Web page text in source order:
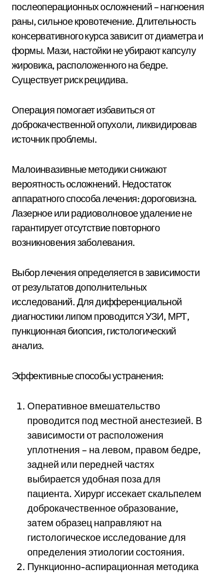
послеоперационных осложнений – нагноения
раны, сильное кровотечение. Длительность
консервативного курса зависит от диаметра и
формы. Мази, настойки не убирают капсулу
жировика, расположенного на бедре.
Существует риск рецидива.
Операция помогает избавиться от
доброкачественной опухоли, ликвидировав
источник проблемы.
Малоинвазивные методики снижают
вероятность осложнений. Недостаток
аппаратного способа лечения: дороговизна.
Лазерное или радиоволновое удаление не
гарантирует отсутствие повторного
возникновения заболевания.
Выбор лечения определяется в зависимости
от результатов дополнительных
исследований. Для дифференциальной
диагностики липом проводится УЗИ, МРТ,
пункционная биопсия, гистологический
анализ.
Эффективные способы устранения:
Оперативное вмешательство
проводится под местной анестезией. В
зависимости от расположения
уплотнения – на левом, правом бедре,
задней или передней частях
выбирается удобная поза для
пациента. Хирург иссекает скальпелем
доброкачественное образование,
затем образец направляют на
гистологическое исследование для
определения этиологии состояния.
Пункционно-аспирационная методика